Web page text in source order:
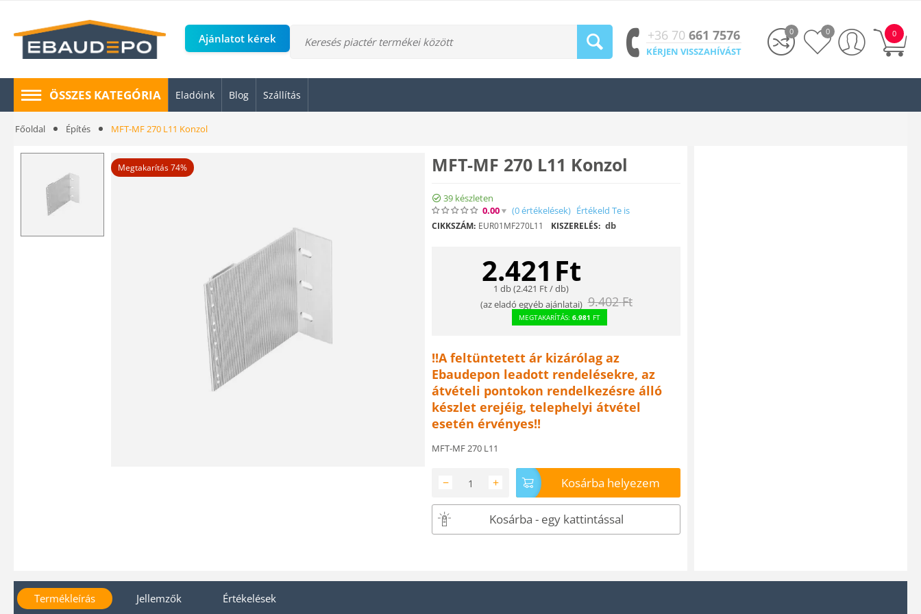
Ajánlatot kérek +36 70661 7576
KÉRJEN VISSZAHÍVÁST
0
0 0
ÖSSZES KATEGÓRIA Eladóink Blog Szállítás
Főoldal Építés MFT-MF 270 L11 Konzol
Megtakarítás 74% MFT-MF 270 L11 Konzol
39 készleten
0.00
(0értékelések) Értékeld Te is
CIKKSZÁM: EUR01MF270L11 KISZERELÉS: db
2.421 Ft
1 db (2.421 Ft/ db)
(az eladó egyéb ajánlatai) 9.402 Ft
MEGTAKARÍTÁS: 6.981 FT
!!A feltüntetett ár kizárólag az
Ebaudepon leadott rendelésekre, az
átvételi pontokon rendelkezésre álló
készlet erejéig, telephelyi átvétel
esetén érvényes!!
MFT-MF 270 L11
+
− Kosárba helyezem
Kosárba - egy kattintással
Termékleírás Jellemzők Értékelések